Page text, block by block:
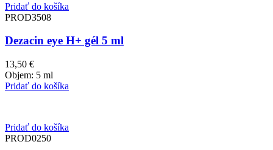
Pridať do košíka
PROD3508
Dezacin eye H+ gél 5 ml
13,50 €
Objem: 5 ml
Pridať do košíka
Pridať do košíka
PROD0250